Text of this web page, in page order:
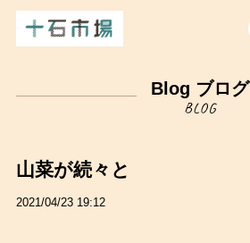
Blog ブログ
山菜が続々と
2021/04/23 19:12